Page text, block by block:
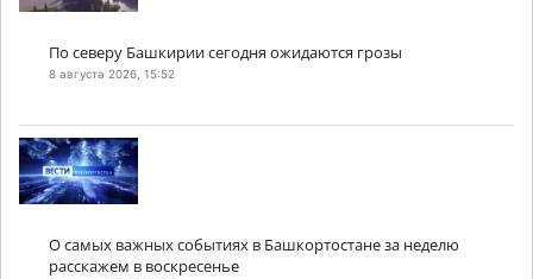
По северу Башкирии сегодня ожидаются грозы
8 августа 2026, 15:52
О самых важных событиях в Башкортостане за неделю
расскажем в воскресенье